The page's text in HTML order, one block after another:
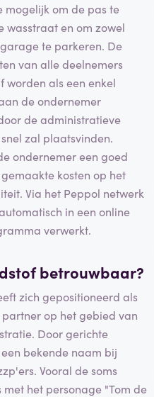
mogelijk om de pas te
wasstraat en om zowel
te parkeren. De
van alle deelnemers
worden als een enkel
de ondernemer
de administratieve
zal plaatsvinden.
ondernemer een goed
kosten op het
Via het Peppol netwerk
in een online
verwerkt.
betrouwbaar?
zich gepositioneerd als
op het gebied van
Door gerichte
bekende naam bij
Vooral de soms
het personage "Tom de